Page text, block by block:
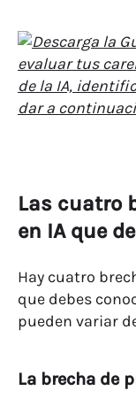
Las cuatro
en IA que
Hay cuatro
que debes
pueden variar
La brecha de